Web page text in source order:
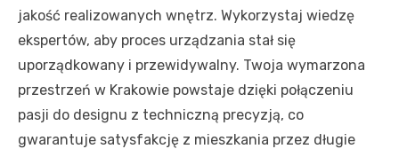
jakość realizowanych wnętrz. Wykorzystaj wiedzę
ekspertów, aby proces urządzania stał się
uporządkowany i przewidywalny. Twoja wymarzona
przestrzeń w Krakowie powstaje dzięki połączeniu
pasji do designu z techniczną precyzją, co
gwarantuje satysfakcję z mieszkania przez długie